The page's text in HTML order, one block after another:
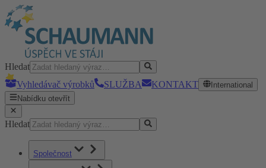
Hledat
Vyhledávač výrobků
SLUŽBA KONTAKT
International
Nabídku otevřít
Hledat
Společnost